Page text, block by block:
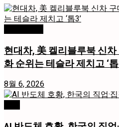
현대차, 美 켈리블루북 신차
화 순위는 테슬라 제치고 ‘톱
8월 6, 2026